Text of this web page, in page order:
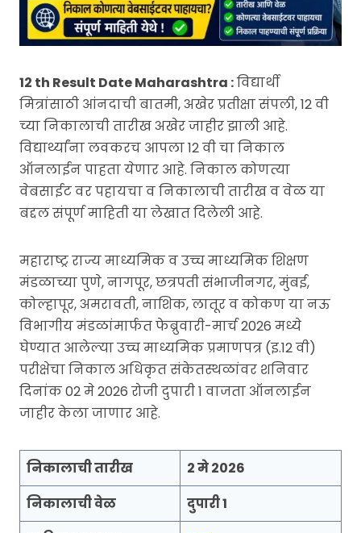
12 th Result Date Maharashtra :विद्यार्थी
मित्रांसाठी आंनदाची बातमी, अखेर प्रतीक्षा संपली, 12 वी
च्या निकालाची तारीख अखेर जाहीर झाली आहे.
विद्यार्थ्यांना लवकरच आपला 12 वी चा निकाल
ऑनलाईन पाहता येणार आहे. निकाल कोणत्या
वेबसाईट वर पहायचा व निकालाची तारीख व वेळ या
बद्दल संपूर्ण माहिती या लेखात दिलेली आहे.
महाराष्ट्र राज्य माध्यमिक व उच्च माध्यमिक शिक्षण
मंडळाच्या पुणे, नागपूर, छत्रपती संभाजीनगर, मुंबई,
कोल्हापूर, अमरावती, नाशिक, लातूर व कोकण या नऊ
विभागीय मंडळांमार्फत फेब्रुवारी-मार्च 2026 मध्ये
घेण्यात आलेल्या उच्च माध्यमिक प्रमाणपत्र (इ.12 वी)
परीक्षेचा निकाल अधिकृत संकेतस्थळांवर शनिवार
दिनांक 02 मे 2026 रोजी दुपारी 1 वाजता ऑनलाईन
जाहीर केला जाणार आहे.
निकालाची तारीख
2 मे 2026
निकालाची वेळ
दुपारी 1